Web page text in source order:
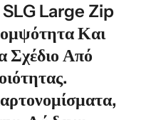
SLG Large Zip
Και
Σχέδιο Από